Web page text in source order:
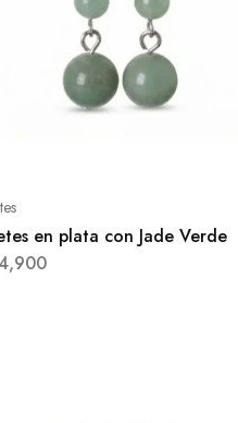
en plata con Jade Verde